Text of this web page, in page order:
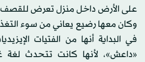
على الأرض داخل منزل تعرض
وكان معها رضيع يعاني من سوء
في البداية أنها من الفتيات
«داعش»، لأنها كانت تتحدث لغة